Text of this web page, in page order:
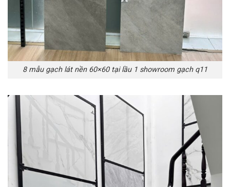
8 mẫu gạch lát nền 60×60 tại lầu 1 showroom gạch q11